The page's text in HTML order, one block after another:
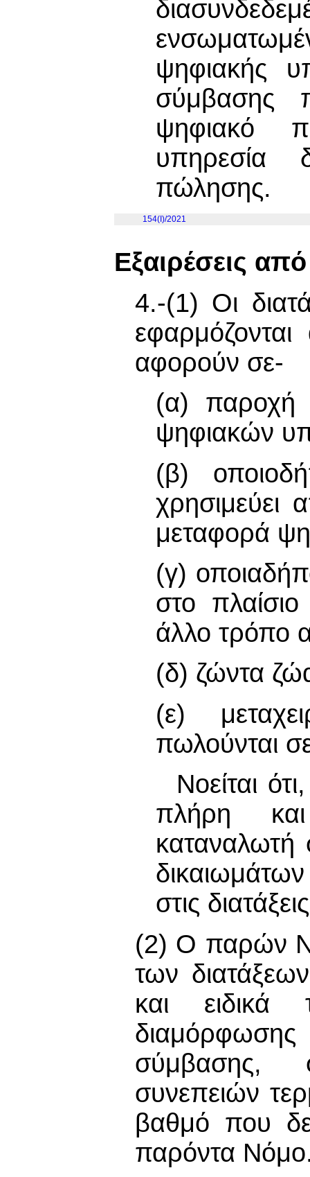
ψηφιακής
σύμβασης
ψηφιακό
υπηρεσία
πώλησης.
154(I)/2021
Εξαιρέσεις
4.-(1) Οι
αφορούν σε-
(α) παροχή
ψηφιακών
(β)
χρησιμεύει
μεταφορά
(γ)
στο
άλλο τρόπο
(δ) ζώντα
(ε)
πωλούνται
Νοείται
πλήρη
καταναλωτή
στις
(2) Ο παρών
των
και ειδικά
σύμβασης,
συνεπειών
βαθμό που
παρόντα